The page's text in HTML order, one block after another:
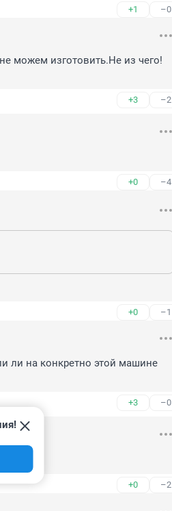
+1 –0
можем изготовить.Не из чего!
+3 –2
+0 –4
+0 –1
ли на конкретно этой машине
+3 –0
+0 –2